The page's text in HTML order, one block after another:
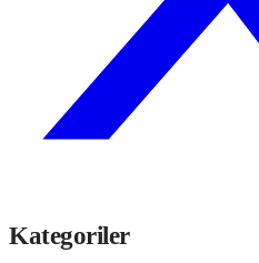
Kategoriler